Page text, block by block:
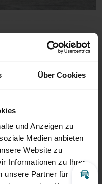
Über Cookies
und Anzeigen zu
Medien anbieten
Website zu
Informationen zu Ihrer
unsere Partner für